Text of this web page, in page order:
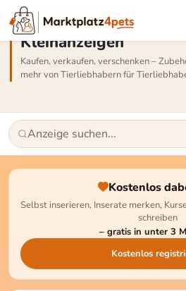
Kleinanzeigen
Kaufen, verkaufen, verschenken –
mehr von Tierliebhabern für
Kostenlos
Selbst inserieren, Inserate merken,
schreiben
– gratis in unter 3
Kostenlos